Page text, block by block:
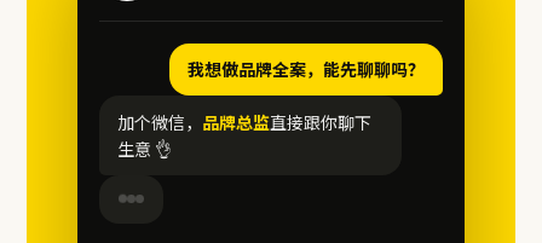
我想做品牌全案，能先聊聊吗？
加个微信， 品牌总监直接跟你聊下
生意 👌